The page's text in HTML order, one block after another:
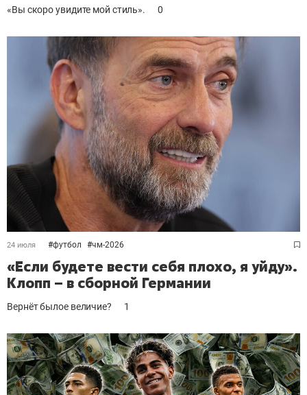
«Вы скоро увидите мой стиль». 0
24 июля #футбол #чм-2026
«Если будете вести себя плохо, я уйду».
Клопп – в сборной Германии
Вернёт былое величие? 1